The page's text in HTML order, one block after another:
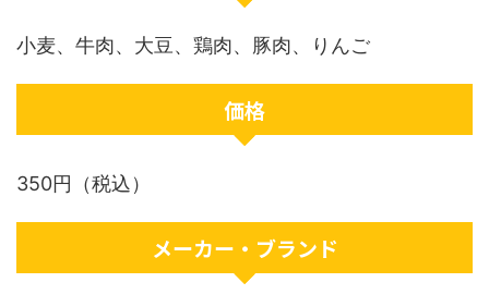
小麦、牛肉、大豆、鶏肉、豚肉、りんご
価格
350円（税込）
メーカー・ブランド